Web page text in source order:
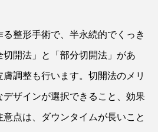
整形手術で、半永続的でくっき
開法」と「部分切開法」があ
調整も行います。切開法のメリ
ザインが選択できること、効果
点は、ダウンタイムが長いこと